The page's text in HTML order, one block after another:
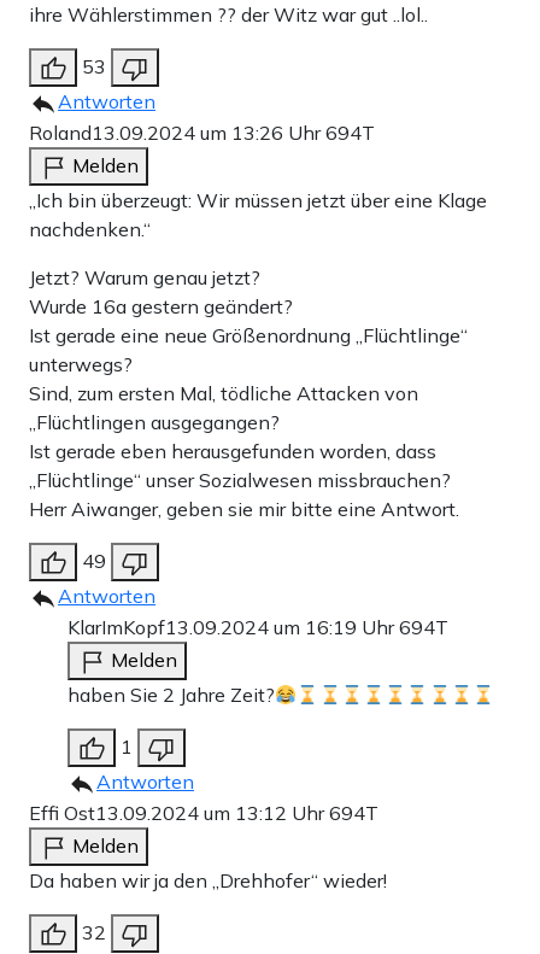
ihre Wählerstimmen ?? der Witz war gut ..lol..
53
Antworten
Roland13.09.2024 um 13:26 Uhr694T
Melden
„Ich bin überzeugt: Wir müssen jetzt über eine Klage
nachdenken.“
Jetzt? Warum genau jetzt?
Wurde 16a gestern geändert?
Ist gerade eine neue Größenordnung „Flüchtlinge“
unterwegs?
Sind, zum ersten Mal, tödliche Attacken von
„Flüchtlingen ausgegangen?
Ist gerade eben herausgefunden worden, dass
„Flüchtlinge“ unser Sozialwesen missbrauchen?
Herr Aiwanger, geben sie mir bitte eine Antwort.
49
Antworten
KlarImKopf13.09.2024 um 16:19 Uhr694T
Melden
haben Sie 2 Jahre Zeit?
1
Antworten
Effi Ost13.09.2024 um 13:12 Uhr694T
Melden
Da haben wir ja den „Drehhofer“ wieder!
32